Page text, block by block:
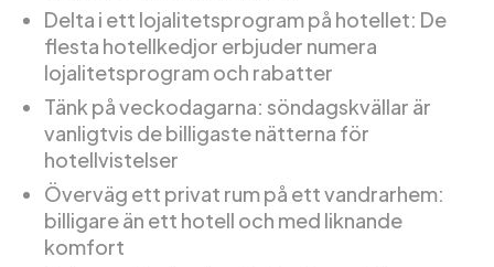
Delta i ett lojalitetsprogram på hotellet: De
flesta hotellkedjor erbjuder numera
lojalitetsprogram och rabatter
Tänk på veckodagarna: söndagskvällar är
vanligtvis de billigaste nätterna för
hotellvistelser
Överväg ett privat rum på ett vandrarhem:
billigare än ett hotell och med liknande
komfort